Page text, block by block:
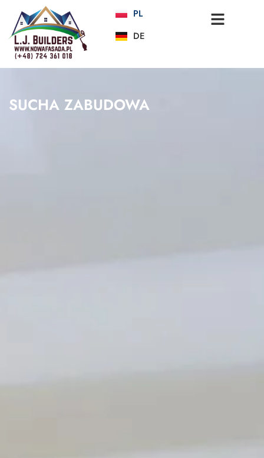
PL
DE
SUCHA ZABUDOWA